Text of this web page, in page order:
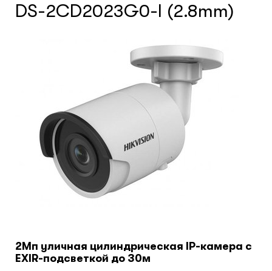
Защита товара на стеллажах
Системы фонового озвучивания
Системы контроля и управления
доступом
Сетевое оборудование
Защитные сейферы и боксы
Климатический шкафы
DS-2CD2023G0-I (2.8mm)
2Мп уличная цилиндрическая IP-камера с
EXIR-подсветкой до 30м